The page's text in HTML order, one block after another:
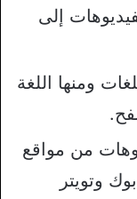
إلى
ومنها اللغة
من مواقع
وتويتر